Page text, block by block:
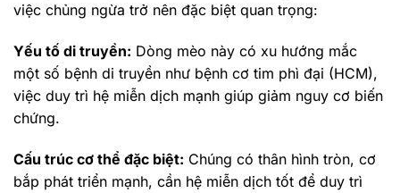
việc chủng ngừa trở nên đặc biệt quan trọng:
Yếu tố di truyền: Dòng mèo này có xu hướng mắc
một số bệnh di truyền như bệnh cơ tim phì đại (HCM),
việc duy trì hệ miễn dịch mạnh giúp giảm nguy cơ biến
chứng.
Cấu trúc cơ thể đặc biệt: Chúng có thân hình tròn, cơ
bắp phát triển mạnh, cần hệ miễn dịch tốt để duy trì